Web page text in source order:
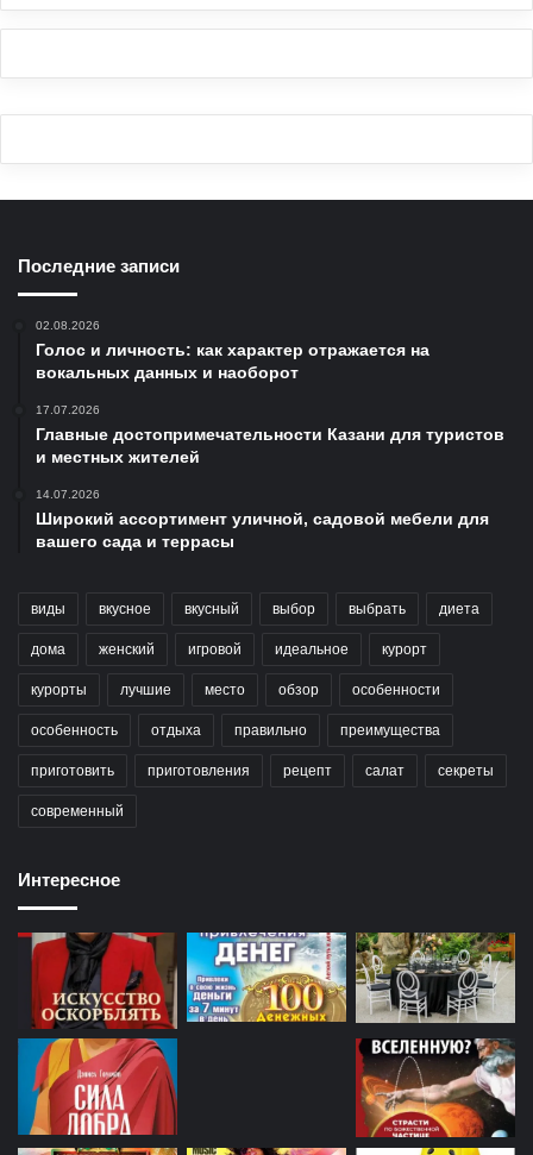
Последние записи
02.08.2026
Голос и личность: как характер отражается на
вокальных данных и наоборот
17.07.2026
Главные достопримечательности Казани для туристов
и местных жителей
14.07.2026
Широкий ассортимент уличной, садовой мебели для
вашего сада и террасы
виды вкусное вкусный выбор выбрать диета
дома женский игровой идеальное курорт
курорты лучшие место обзор особенности
особенность отдыха правильно преимущества
приготовить приготовления рецепт салат секреты
современный
Интересное